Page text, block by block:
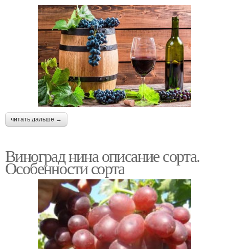
читать дальше →
Виноград нина описание сорта.
Особенности сорта